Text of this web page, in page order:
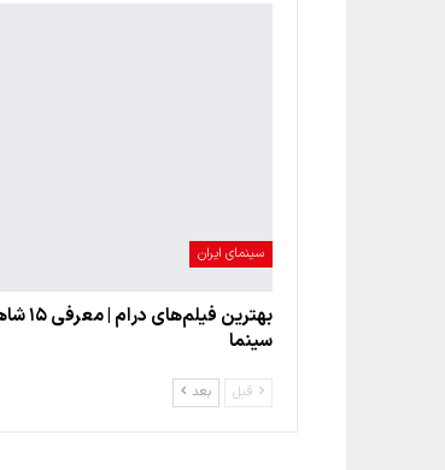
سینمای ایران
بهترین
سینما
قبل بعد